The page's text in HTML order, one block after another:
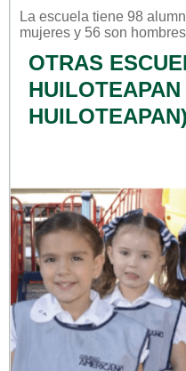
La escuela tiene 98
mujeres y 56 son
OTRAS
HUILOTEAPAN)